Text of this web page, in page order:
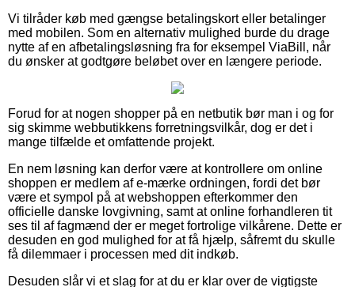
Vi tilråder køb med gængse betalingskort eller betalinger
med mobilen. Som en alternativ mulighed burde du drage
nytte af en afbetalingsløsning fra for eksempel ViaBill, når
du ønsker at godtgøre beløbet over en længere periode.
Forud for at nogen shopper på en netbutik bør man i og for
sig skimme webbutikkens forretningsvilkår, dog er det i
mange tilfælde et omfattende projekt.
En nem løsning kan derfor være at kontrollere om online
shoppen er medlem af e-mærke ordningen, fordi det bør
være et sympol på at webshoppen efterkommer den
officielle danske lovgivning, samt at online forhandleren tit
ses til af fagmænd der er meget fortrolige vilkårene. Dette er
desuden en god mulighed for at få hjælp, såfremt du skulle
få dilemmaer i processen med dit indkøb.
Desuden slår vi et slag for at du er klar over de vigtigste